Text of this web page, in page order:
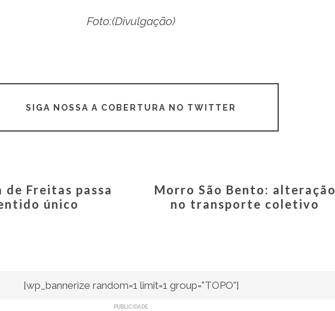
Foto:(Divulgação)
SIGA NOSSA A COBERTURA NO TWITTER
de Freitas passa
único
Morro São Bento: alteração
no transporte coletivo
[wp_bannerize random=1 limit=1 group="TOPO"]
PUBLICIDADE